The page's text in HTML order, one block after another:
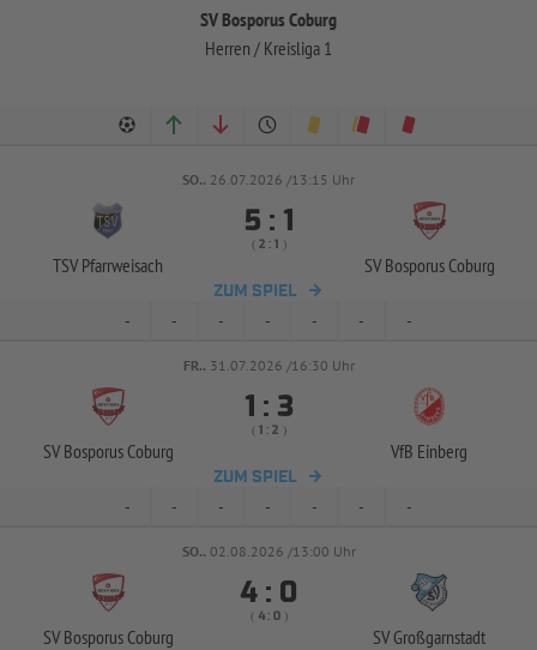
SV Bosporus Coburg
Herren / Kreisliga 1
SO.. 26.07.2026 /13:15 Uhr
TSV Pfarrweisach
 : 
(  :  )
SV Bosporus Coburg
ZUM SPIEL
- - - - - - -
FR.. 31.07.2026 /16:30 Uhr
SV Bosporus Coburg
 : 
(  :  )
VfB Einberg
ZUM SPIEL
- - - - - - -
SO.. 02.08.2026 /13:00 Uhr
SV Bosporus Coburg
 : 
( :  )
SV Großgarnstadt